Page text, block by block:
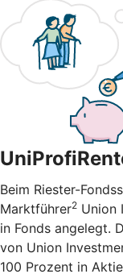
Beim Riester-
Marktführer2 Union
in Fonds angelegt.
von Union
100 Prozent in